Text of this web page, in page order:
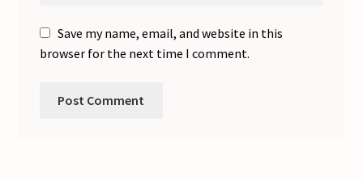
Save my name, email, and website in this
browser for the next time I comment.